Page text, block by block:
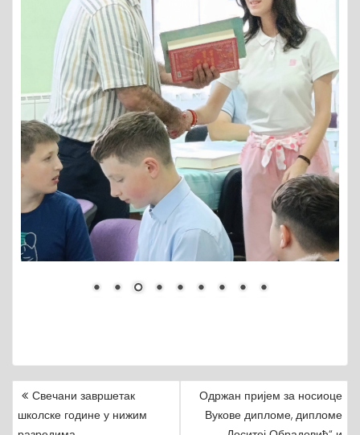
O
Свечани завршетак
школске године у нижим
Одржан пријем за носиоце
Вукове дипломе, дипломе